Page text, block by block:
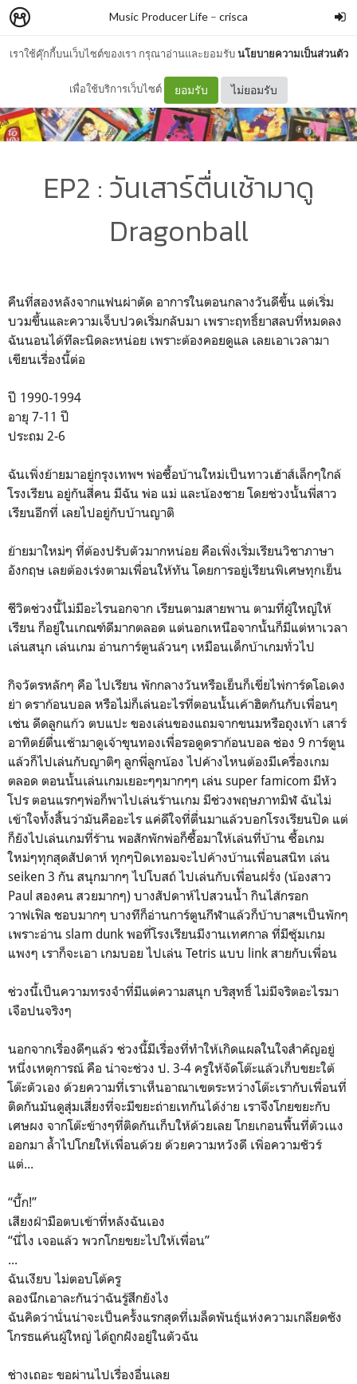
เราใช้คุ๊กกี้บนเว็บไซต์ของเรา กรุณาอ่านและยอมรับนโยบายความเป็นส่วนตัว
เพื่อใช้บริการเว็บไซต์ ยอมรับ ไม่ยอมรับ
Music Producer Life – crisca
EP2 : วันเสาร์ตื่นเช้ามาดู
Dragonball
คืนที่สองหลังจากแฟนผ่าตัด อาการในตอนกลางวันดีขึ้น แต่เริ่ม
บวมขึ้นและความเจ็บปวดเริ่มกลับมา เพราะฤทธิ์ยาสลบที่หมดลง
ฉันนอนได้ทีละนิดละหน่อย เพราะต้องคอยดูแล เลยเอาเวลามา
เขียนเรื่องนี้ต่อ
ปี 1990-1994
อายุ 7-11 ปี
ประถม 2-6
ฉันเพิ่งย้ายมาอยู่กรุงเทพฯ พ่อซื้อบ้านใหม่เป็นทาวเฮ้าส์เล็กๆใกล้
โรงเรียน อยู่กันสี่คน มีฉัน พ่อ แม่ และน้องชาย โดยช่วงนั้นพี่สาว
เรียนอีกที่ เลยไปอยู่กับบ้านญาติ
ย้ายมาใหม่ๆ ที่ต้องปรับตัวมากหน่อย คือเพิ่งเริ่มเรียนวิชาภาษา
อังกฤษ เลยต้องเร่งตามเพื่อนให้ทัน โดยการอยู่เรียนพิเศษทุกเย็น
ชีวิตช่วงนี้ไม่มีอะไรนอกจาก เรียนตามสายพาน ตามที่ผู้ใหญ่ให้
เรียน ก็อยู่ในเกณฑ์ดีมากตลอด แต่นอกเหนือจากนั้นก็มีแต่หาเวลา
เล่นสนุก เล่นเกม อ่านการ์ตูนล้วนๆ เหมือนเด็กบ้าเกมทั่วไป
กิจวัตรหลักๆ คือ ไปเรียน พักกลางวันหรือเย็นก็เขี่ยไพ่การ์ดโอเดง
ย่า ดราก้อนบอล หรือไม่ก็เล่นอะไรที่ตอนนั้นเค้าฮิตกันกับเพื่อนๆ
เช่น ดีดลูกแก้ว ตบแปะ ของเล่นของแถมจากขนมหรือถุงเท้า เสาร์
อาทิตย์ตื่นเช้ามาดูเจ้าขุนทองเพื่อรอดูดราก้อนบอล ช่อง 9 การ์ตูน
แล้วก็ไปเล่นกับญาติๆ ลูกพี่ลูกน้อง ไปค้างไหนต้องมีเครื่องเกม
ตลอด ตอนนั้นเล่นเกมเยอะๆๆมากๆๆ เล่น super famicom มีหัว
โปร ตอนแรกๆพ่อก็พาไปเล่นร้านเกม มีช่วงพฤษภาทมิฬ ฉันไม่
เข้าใจทั้งสิ้นว่ามันคืออะไร แค่ดีใจที่ตื่นมาแล้วบอกโรงเรียนปิด แต่
ก็ยังไปเล่นเกมที่ร้าน พอสักพักพ่อก็ซื้อมาให้เล่นที่บ้าน ซื้อเกม
ใหม่ๆทุกสุดสัปดาห์ ทุกๆปิดเทอมจะไปค้างบ้านเพื่อนสนิท เล่น
seiken 3 กัน สนุกมากๆ ไปโบสถ์ ไปเล่นกับเพื่อนฝรั่ง (น้องสาว
Paul สองคน สวยมากๆ) บางสัปดาห์ไปสวนน้ำ กินไส้กรอก
วาฟเฟิล ชอบมากๆ บางทีก็อ่านการ์ตูนกีฬาแล้วก็บ้าบาสฯเป็นพักๆ
เพราะอ่าน slam dunk พอที่โรงเรียนมีงานเทศกาล ที่มีซุ้มเกม
แพงๆ เราก็จะเอา เกมบอย ไปเล่น Tetris แบบ link สายกับเพื่อน
ช่วงนี้เป็นความทรงจำที่มีแต่ความสนุก บริสุทธิ์ ไม่มีจริตอะไรมา
เจือปนจริงๆ
นอกจากเรื่องดีๆแล้ว ช่วงนี้มีเรื่องที่ทำให้เกิดแผลในใจสำคัญอยู่
หนึ่งเหตุการณ์ คือ น่าจะช่วง ป. 3-4 ครูให้จัดโต๊ะแล้วเก็บขยะใต้
โต๊ะตัวเอง ด้วยความที่เราเห็นอาณาเขตระหว่างโต๊ะเรากับเพื่อนที่
ติดกันมันดูสุ่มเสี่ยงที่จะมีขยะถ่ายเทกันได้ง่าย เราจึงโกยขยะกับ
เศษผง จากโต๊ะข้างๆที่ติดกันเก็บให้ด้วยเลย โกยเกอนพื้นที่ตัวเแง
ออกมา ล้ำไปโกยให้เพื่อนด้วย ด้วยความหวังดี เพิ่อความชัวร์
แต่...
“บึ้ก!”
เสียงฝ่ามือตบเข้าที่หลังฉันเอง
“นี่ไง เจอแล้ว พวกโกยขยะไปให้เพื่อน”
...
ฉันเงียบ ไม่ตอบโต้ครู
ลองนึกเอาละกันว่าฉันรู้สึกยังไง
ฉันคิดว่านั่นน่าจะเป็นครั้งแรกสุดที่เมล็ดพันธุ์แห่งความเกลียดชัง
โกรธแค้นผู้ใหญ่ ได้ถูกฝังอยู่ในตัวฉัน
ช่างเถอะ ขอผ่านไปเรื่องอื่นเลย